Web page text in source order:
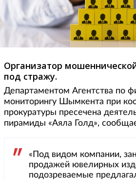
Организатор
под стражу.
Департаментом Агентства по
мониторингу Шымкента при
прокуратуры пресечена
пирамиды «Аяла Голд»,
«Под видом компании,
продажей ювелирных
подозреваемые